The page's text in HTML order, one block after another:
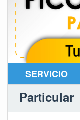
SERVICIO
Particular